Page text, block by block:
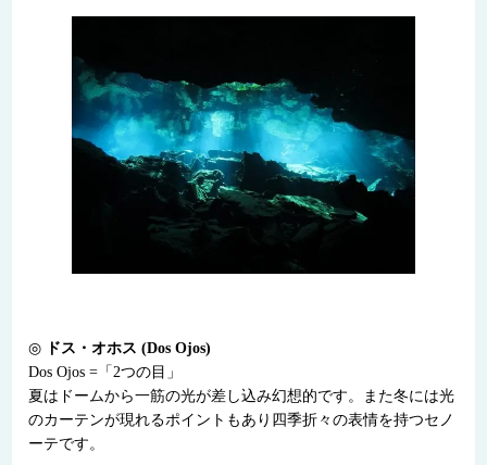
◎
ドス・オホス (Dos Ojos)
Dos Ojos =「2つの目」
夏はドームから一筋の光が差し込み幻想的です。また冬には光
のカーテンが現れるポイントもあり四季折々の表情を持つセノ
ーテです。